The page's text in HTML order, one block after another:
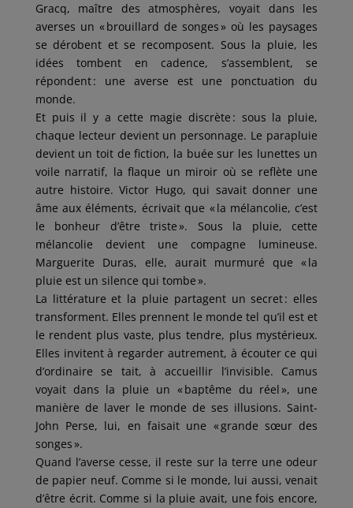
Gracq, maître des atmosphères, voyait dans les
averses un « brouillard de songes » où les paysages
se dérobent et se recomposent. Sous la pluie, les
idées tombent en cadence, s’assemblent, se
répondent : une averse est une ponctuation du
monde.
Et puis il y a cette magie discrète : sous la pluie,
chaque lecteur devient un personnage. Le parapluie
devient un toit de fiction, la buée sur les lunettes un
voile narratif, la flaque un miroir où se reflète une
autre histoire. Victor Hugo, qui savait donner une
âme aux éléments, écrivait que « la mélancolie, c’est
le bonheur d’être triste ». Sous la pluie, cette
mélancolie devient une compagne lumineuse.
Marguerite Duras, elle, aurait murmuré que « la
pluie est un silence qui tombe ».
La littérature et la pluie partagent un secret : elles
transforment. Elles prennent le monde tel qu’il est et
le rendent plus vaste, plus tendre, plus mystérieux.
Elles invitent à regarder autrement, à écouter ce qui
d’ordinaire se tait, à accueillir l’invisible. Camus
voyait dans la pluie un « baptême du réel », une
manière de laver le monde de ses illusions. Saint-
John Perse, lui, en faisait une « grande sœur des
songes ».
Quand l’averse cesse, il reste sur la terre une odeur
de papier neuf. Comme si le monde, lui aussi, venait
d’être écrit. Comme si la pluie avait, une fois encore,